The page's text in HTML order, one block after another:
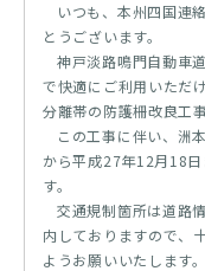
いつも、本州四国連
とうございます。
神戸淡路鳴門自動車
で快適にご利用いただ
分離帯の防護柵改良工
この工事に伴い、洲
から平成27年12月18
す。
交通規制箇所は道路
内しておりますので、
ようお願いいたします。